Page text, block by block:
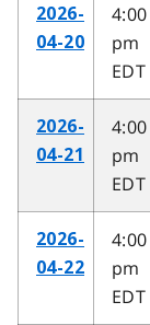
2026-
04-20
4:00
pm
EDT
2026-
04-21
4:00
pm
EDT
2026-
04-22
4:00
pm
EDT